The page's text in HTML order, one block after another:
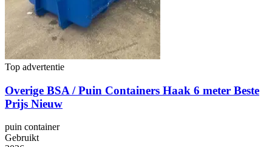
Top advertentie
Overige BSA / Puin Containers Haak 6 meter Beste
Prijs Nieuw
puin container
Gebruikt